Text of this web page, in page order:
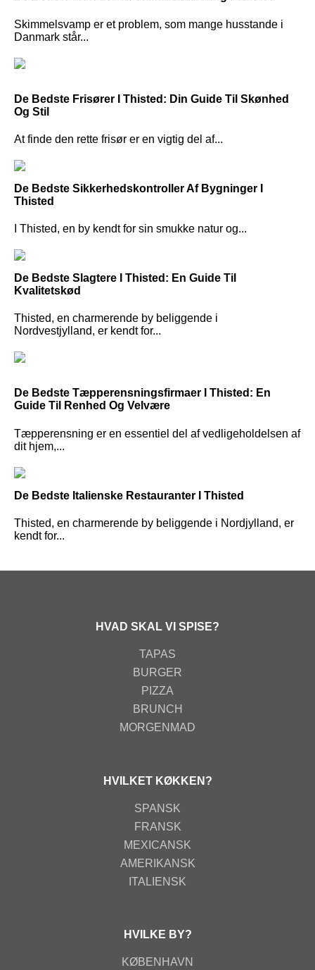
Skimmelsvamp er et problem, som mange husstande i
Danmark står...
De Bedste Frisører I Thisted: Din Guide Til Skønhed
Og Stil
At finde den rette frisør er en vigtig del af...
De Bedste Sikkerhedskontroller Af Bygninger I
Thisted
I Thisted, en by kendt for sin smukke natur og...
De Bedste Slagtere I Thisted: En Guide Til
Kvalitetskød
Thisted, en charmerende by beliggende i
Nordvestjylland, er kendt for...
De Bedste Tæpperensningsfirmaer I Thisted: En
Guide Til Renhed Og Velvære
Tæpperensning er en essentiel del af vedligeholdelsen af
dit hjem,...
De Bedste Italienske Restauranter I Thisted
Thisted, en charmerende by beliggende i Nordjylland, er
kendt for...
HVAD SKAL VI SPISE?
TAPAS
BURGER
PIZZA
BRUNCH
MORGENMAD
HVILKET KØKKEN?
SPANSK
FRANSK
MEXICANSK
AMERIKANSK
ITALIENSK
HVILKE BY?
KØBENHAVN